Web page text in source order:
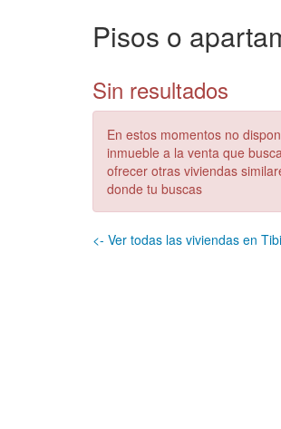
Pisos o
Sin resultados
En estos momentos no
inmueble a la venta que
ofrecer otras viviendas
donde tu buscas
<- Ver todas las viviendas en Tibi